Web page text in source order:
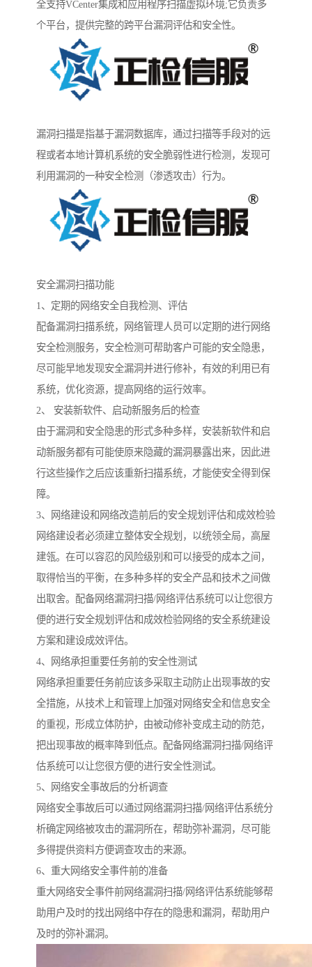
全支持VCenter集成和应用程序扫描虚拟环境;它负责多
个平台，提供完整的跨平台漏洞评估和安全性。
漏洞扫描是指基于漏洞数据库，通过扫描等手段对的远
程或者本地计算机系统的安全脆弱性进行检测，发现可
利用漏洞的一种安全检测（渗透攻击）行为。
安全漏洞扫描功能
1、定期的网络安全自我检测、评估
配备漏洞扫描系统，网络管理人员可以定期的进行网络
安全检测服务，安全检测可帮助客户可能的安全隐患，
尽可能早地发现安全漏洞并进行修补，有效的利用已有
系统，优化资源，提高网络的运行效率。
2、 安装新软件、启动新服务后的检查
由于漏洞和安全隐患的形式多种多样，安装新软件和启
动新服务都有可能使原来隐藏的漏洞暴露出来，因此进
行这些操作之后应该重新扫描系统，才能使安全得到保
障。
3、网络建设和网络改造前后的安全规划评估和成效检验
网络建设者必须建立整体安全规划，以统领全局，高屋
建瓴。在可以容忍的风险级别和可以接受的成本之间，
取得恰当的平衡，在多种多样的安全产品和技术之间做
出取舍。配备网络漏洞扫描/网络评估系统可以让您很方
便的进行安全规划评估和成效检验网络的安全系统建设
方案和建设成效评估。
4、网络承担重要任务前的安全性测试
网络承担重要任务前应该多采取主动防止出现事故的安
全措施，从技术上和管理上加强对网络安全和信息安全
的重视，形成立体防护，由被动修补变成主动的防范，
把出现事故的概率降到低点。配备网络漏洞扫描/网络评
估系统可以让您很方便的进行安全性测试。
5、网络安全事故后的分析调查
网络安全事故后可以通过网络漏洞扫描/网络评估系统分
析确定网络被攻击的漏洞所在，帮助弥补漏洞，尽可能
多得提供资料方便调查攻击的来源。
6、重大网络安全事件前的准备
重大网络安全事件前网络漏洞扫描/网络评估系统能够帮
助用户及时的找出网络中存在的隐患和漏洞，帮助用户
及时的弥补漏洞。